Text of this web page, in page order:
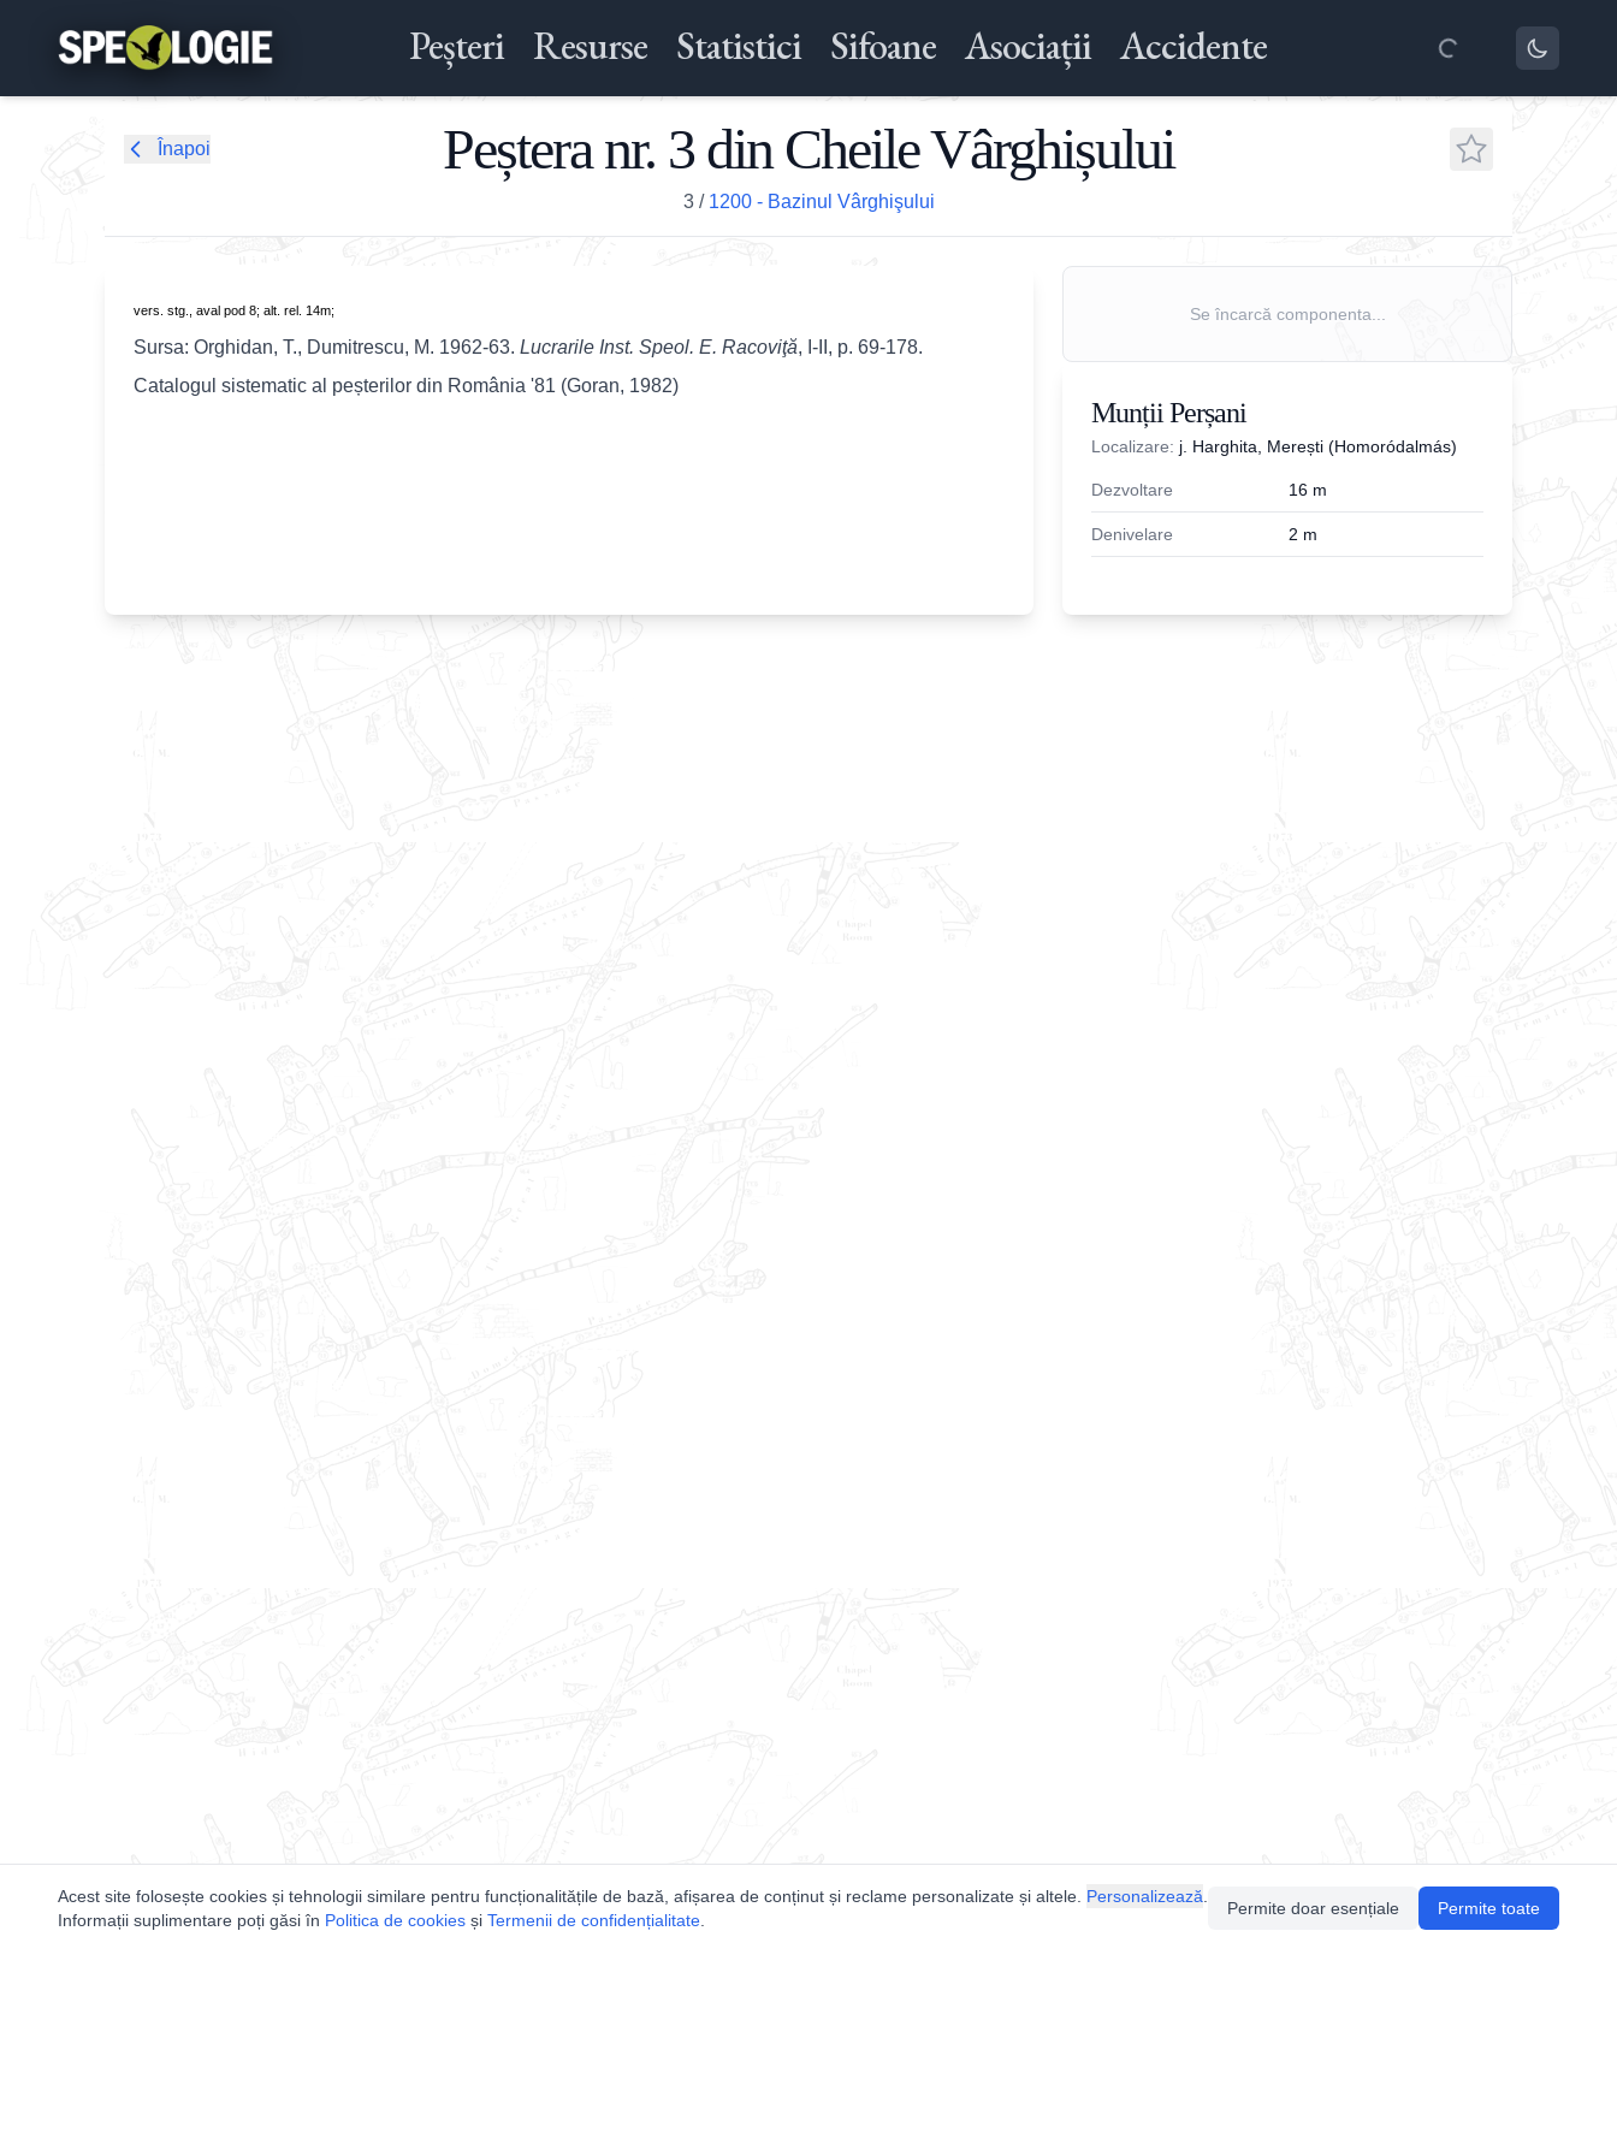
Peșteri Resurse Statistici Sifoane Asociații Accidente
Înapoi Peștera nr. 3 din Cheile Vârghișului
3/ 1200 - Bazinul Vârghişului
vers. stg., aval pod 8; alt. rel. 14m;
Sursa: Orghidan, T., Dumitrescu, M. 1962-63. Lucrarile Inst. Speol. E. Racoviţă, I-II, p. 69-178.
Catalogul sistematic al peșterilor din România '81 (Goran, 1982)
Se încarcă componenta...
Munții Perșani
Localizare: j. Harghita, Merești (Homoródalmás)
Dezvoltare 16 m
Denivelare 2 m
Acest site folosește cookies și tehnologii similare pentru funcționalitățile de bază, afișarea de conținut și reclame personalizate și altele. Personalizează
Informații suplimentare poți găsi în Politica de cookies și Termenii de confidențialitate
Permite doar esențiale Permite toate